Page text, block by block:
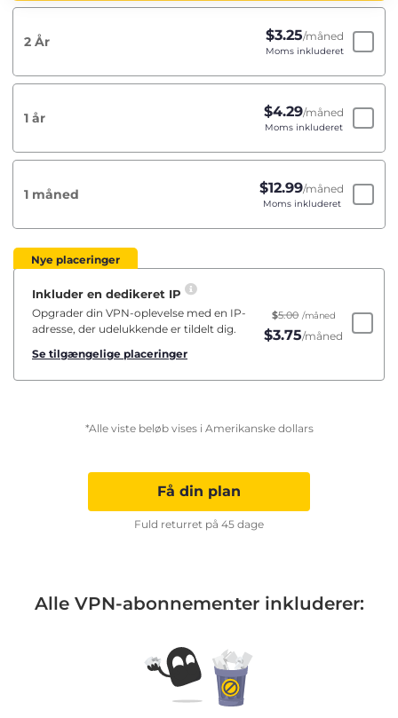
2 År $3.25/måned
Moms inkluderet
1 år $4.29/måned
Moms inkluderet
1 måned $12.99/måned
Moms inkluderet
Nye placeringer
Inkluder en dedikeret IP
Opgrader din VPN-oplevelse med en IP-
adresse, der udelukkende er tildelt dig.
Se tilgængelige placeringer
$5.00 /måned
$3.75/måned
*Alle viste beløb vises i Amerikanske dollars
Få din plan
Fuld returret på 45 dage
Alle VPN-abonnementer inkluderer: